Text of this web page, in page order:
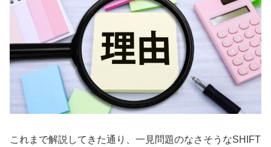
これまで解説してきた通り、一見問題のなさそうなSHIFT